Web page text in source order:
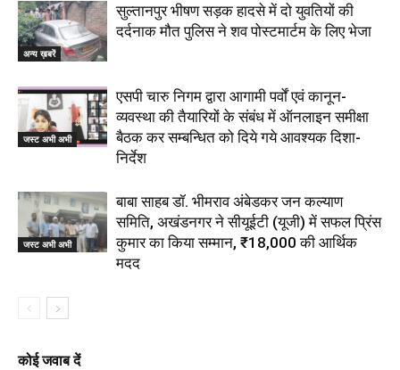
अन्य ख़बरें
सुल्तानपुर भीषण सड़क हादसे में दो युवतियों की
दर्दनाक मौत पुलिस ने शव पोस्टमार्टम के लिए भेजा
जस्ट अभी अभी
एसपी चारु निगम द्वारा आगामी पर्वों एवं कानून-
व्यवस्था की तैयारियों के संबंध में ऑनलाइन समीक्षा
बैठक कर सम्बन्धित को दिये गये आवश्यक दिशा-
निर्देश
जस्ट अभी अभी
बाबा साहब डॉ. भीमराव अंबेडकर जन कल्याण
समिति, अखंडनगर ने सीयूईटी (यूजी) में सफल प्रिंस
कुमार का किया सम्मान, ₹18,000 की आर्थिक
मदद
कोई जवाब दें